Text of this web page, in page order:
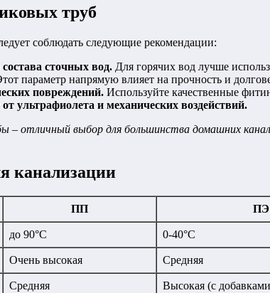
труб
соблюдать следующие рекомендации:
сточных вод. Для горячих вод лучше
параметр напрямую влияет на прочность и
повреждений. Используйте качественные
ультрафиолета и механических воздействий.
– отличный выбор для большинства домашних
канализации
ПП ПЭ
до 90°C 0-40°C
Очень высокая Средняя
Средняя Высокая (с